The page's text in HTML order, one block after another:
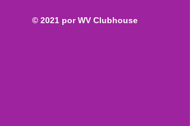
© 2021 por WV Clubhouse